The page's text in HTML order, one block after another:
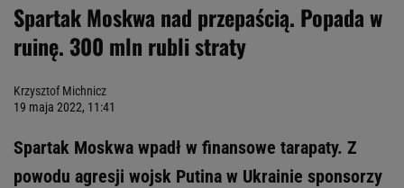
Spartak Moskwa nad przepaścią. Popada w
ruinę. 300 mln rubli straty
Krzysztof Michnicz
19 maja 2022, 11:41
Spartak Moskwa wpadł w finansowe tarapaty. Z
powodu agresji wojsk Putina w Ukrainie sponsorzy